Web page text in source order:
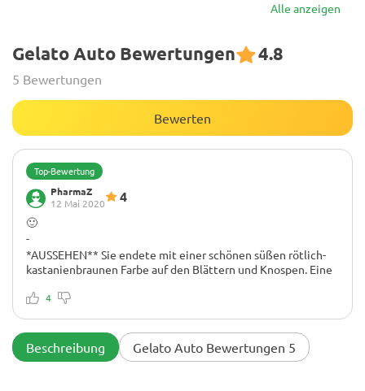
Alle anzeigen
Gelato Auto Bewertungen 4.8
5 Bewertungen
Bewerten
Top-Bewertung
PharmaZ
12 Mai 2020
4
🙂
-
*AUSSEHEN** Sie endete mit einer schönen süßen rötlich-
kastanienbraunen Farbe auf den Blättern und Knospen. Eine
ich mit meinem neuen Licht einen besseren Job hätte
Knospen sind schön dicht und halten den Geruch sehr gut!
**GESCHMACK** Wie der Geruch durchdringend, aber auch
4
Beschreibung Gelato Auto Bewertungen 5